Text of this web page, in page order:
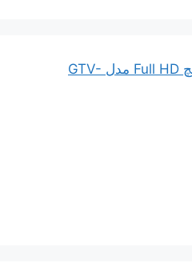
تلویزیون جی پلاس 43 اینچ Full HD مدل GTV-